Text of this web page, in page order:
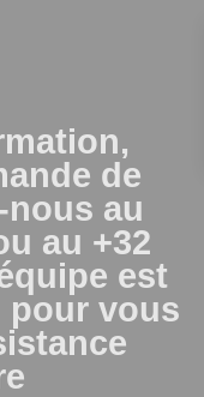
de
au
au +32
est
pour vous